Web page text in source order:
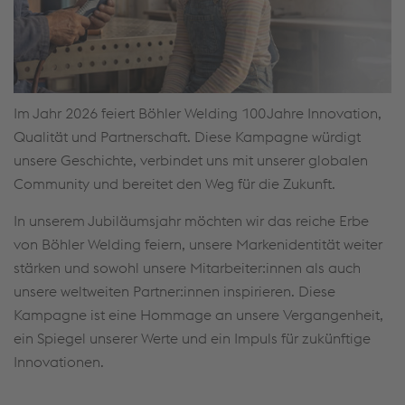
Im Jahr 2026 feiert Böhler Welding 100 Jahre Innovation,
Qualität und Partnerschaft. Diese Kampagne würdigt
unsere Geschichte, verbindet uns mit unserer globalen
Community und bereitet den Weg für die Zukunft.
von Böhler Welding feiern, unsere Markenidentität weiter
stärken und sowohl unsere Mitarbeiter:innen als auch
unsere weltweiten Partner:innen inspirieren. Diese
Kampagne ist eine Hommage an unsere Vergangenheit,
ein Spiegel unserer Werte und ein Impuls für zukünftige
Innovationen.